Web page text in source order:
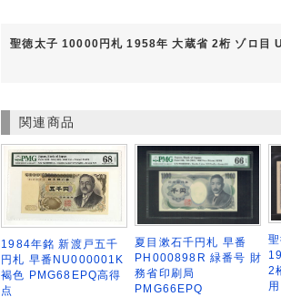
聖徳太子 10000円札 1958年 大蔵省 2桁 ゾロ目
関連商品
1984年銘 新渡戸五千
円札 早番NU000001K
褐色 PMG68EPQ高得
点
夏目漱石千円札 早番
PH000898R 緑番号 財
務省印刷局
PMG66EPQ
2
用